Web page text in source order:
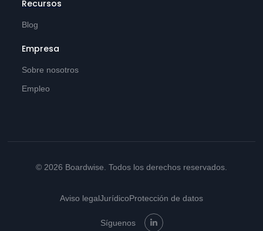
Recursos
Blog
Empresa
Sobre nosotros
Empleo
© 2026 Boardwise. Todos los derechos reservados.
Aviso legalJurídicoProtección de datos
Síguenos